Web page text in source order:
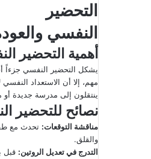
ر
و
ن
ا
التحضير
النفسي
أهمية التحضير
يشكل التحضير النفسي جزءاً
مهم، إلا أن الاستعداد
ينتقلون إلى مدرسة جديدة أو
نصائح للتحضير
مناقشة التوقعات: تحدث مع
والقلق.
التدرج في تعديل الروتين: قبل